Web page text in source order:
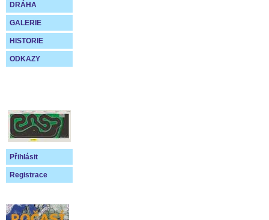
DRÁHA
GALERIE
HISTORIE
ODKAZY
Přihlásit
Registrace